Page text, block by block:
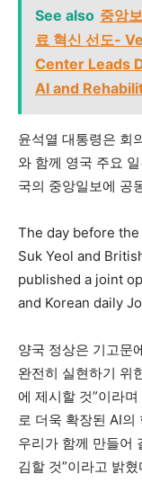
See also 중앙
료 혁신 선도-
Center Leads
AI and
윤석열 대통령은 회
와 함께 영국 주요
국의 중앙일보에 공
The day before the
Suk Yeol and
published a joint
and Korean daily
양국 정상은 기고문
완전히 실현하기 위
에 제시할 것”이라
로 더욱 확장된 AI의
우리가 함께 만들어
김할 것”이라고 밝혔